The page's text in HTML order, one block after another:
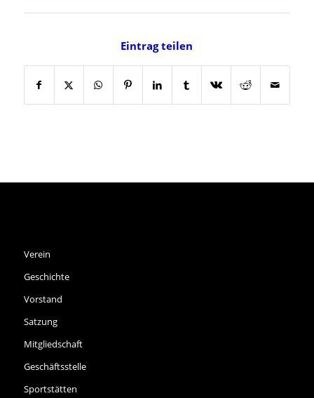
Eintrag teilen
Verein
Geschichte
Vorstand
Satzung
Mitgliedschaft
Geschäftsstelle
Sportstätten